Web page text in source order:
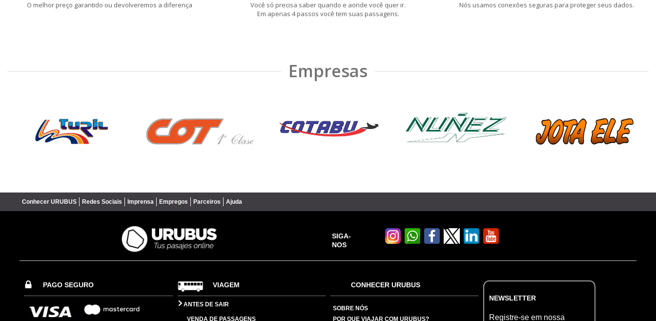
O melhor preço garantido ou devolveremos a diferença
Você só precisa saber quando e aonde você quer ir.
Em apenas 4 passos você tem suas passagens.
Nós usamos conexões seguras para proteger seus dados.
Empresas
Conhecer URUBUS Redes Sociais Imprensa Empregos Parceiros Ajuda
SIGA-
NOS
PAGO SEGURO VIAGEM
ANTES DE SAIR
VENDA DE PASSAGENS
CONHECER URUBUS
SOBRE NÓS
POR QUE VIAJAR COM URUBUS?
NEWSLETTER
Registre-se em nossa